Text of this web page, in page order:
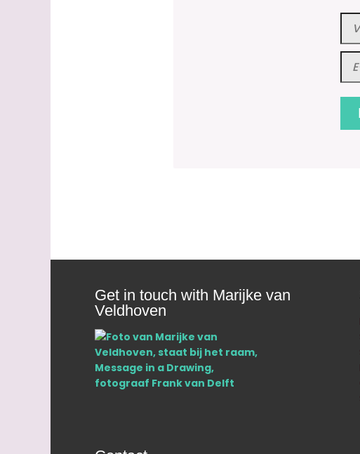
Get in touch with Marijke van
Veldhoven